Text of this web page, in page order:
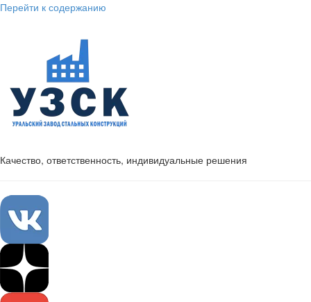
Перейти к содержанию
Качество, ответственность, индивидуальные решения